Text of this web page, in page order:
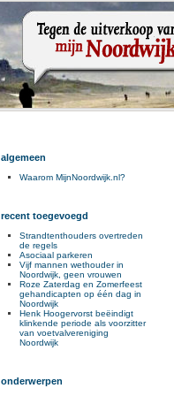
algemeen
Waarom MijnNoordwijk.nl?
recent toegevoegd
Strandtenthouders overtreden
de regels
Asociaal parkeren
Vijf mannen wethouder in
Noordwijk, geen vrouwen
Roze Zaterdag en Zomerfeest
gehandicapten op één dag in
Noordwijk
Henk Hoogervorst beëindigt
klinkende periode als voorzitter
van voetvalvereniging
Noordwijk
onderwerpen